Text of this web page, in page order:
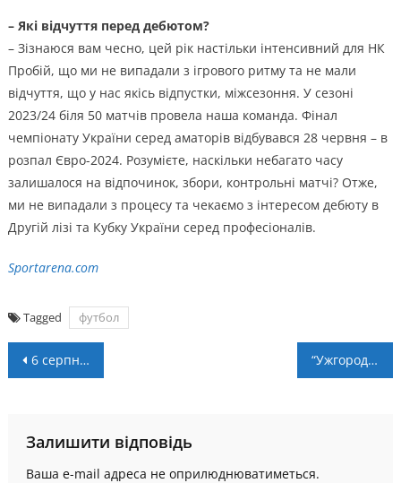
– Які відчуття перед дебютом?
– Зізнаюся вам чесно, цей рік настільки інтенсивний для НК
Пробій, що ми не випадали з ігрового ритму та не мали
відчуття, що у нас якісь відпустки, міжсезоння. У сезоні
2023/24 біля 50 матчів провела наша команда. Фінал
чемпіонату України серед аматорів відбувався 28 червня – в
розпал Євро-2024. Розумієте, наскільки небагато часу
залишалося на відпочинок, збори, контрольні матчі? Отже,
ми не випадали з процесу та чекаємо з інтересом дебюту в
Другій лізі та Кубку України серед професіоналів.
Sportarena.com
Tagged футбол
Навігація
6 серпня стартує заявкова кампанія обласних змагань з футболу “Ужгород” – “Прикарпаття”. Анонс кубкового матчу 1-го етапу
Залишити відповідь
Ваша e-mail адреса не оприлюднюватиметься.